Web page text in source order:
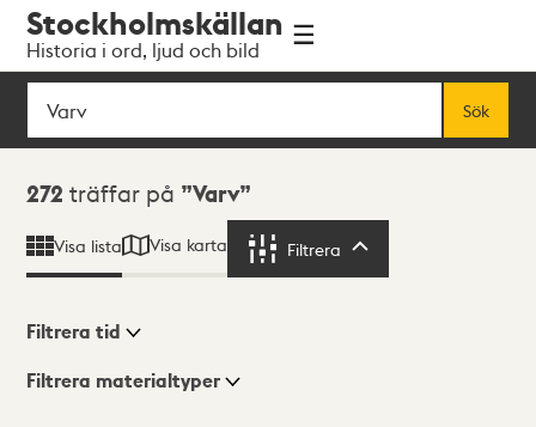
navigationen
huvudinnehållet
Stockholmskällan
Historia i ord, ljud och bild
Sök
Sök
Sökresultat
272 träffar på Varv
Visa lista Visa karta Filtrera
Visningsläge
Filtrera tid
Filtrera materialtyper